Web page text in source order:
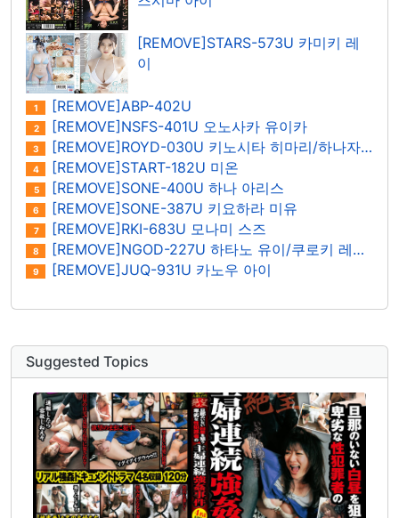
[REMOVE]STARS-573U 카미키 레
이
1 [REMOVE]ABP-402U
2 [REMOVE]NSFS-401U 오노사카 유이카
3 [REMOVE]ROYD-030U 키노시타 히마리/하나자와 히마리
4 [REMOVE]START-182U 미온
5 [REMOVE]SONE-400U 하나 아리스
6 [REMOVE]SONE-387U 키요하라 미유
7 [REMOVE]RKI-683U 모나미 스즈
8 [REMOVE]NGOD-227U 하타노 유이/쿠로키 레이나
9 [REMOVE]JUQ-931U 카노우 아이
Suggested Topics